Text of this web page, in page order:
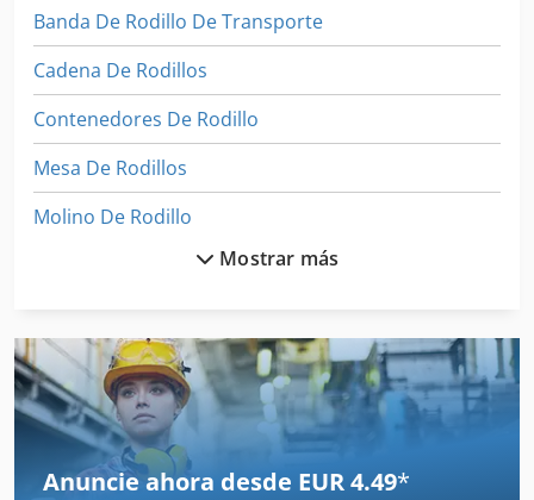
Banda De Rodillo De Transporte
Cadena De Rodillos
Contenedores De Rodillo
Mesa De Rodillos
Molino De Rodillo
Molino De Rodillos
Orden De Rodillo
Prensa De Rodillos
Rodamiento De
Mostrar más
Anuncie ahora desde EUR 4.49*